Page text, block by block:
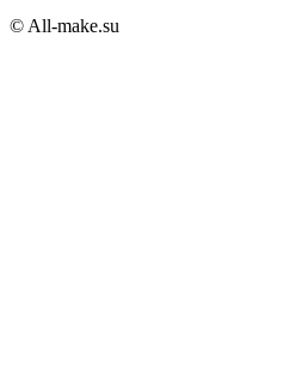
© All-make.su